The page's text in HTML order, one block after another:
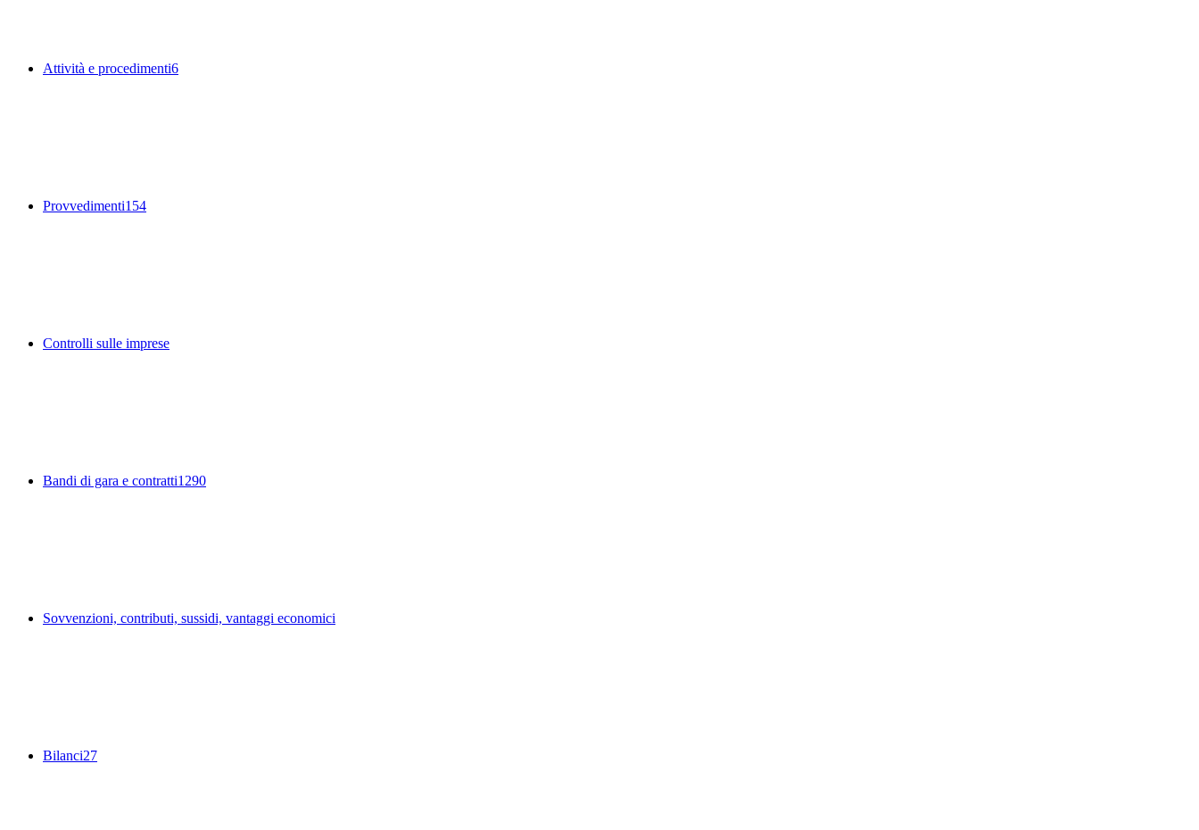
Attività e procedimenti6
Provvedimenti154
Controlli sulle imprese
Bandi di gara e contratti1290
Sovvenzioni, contributi, sussidi, vantaggi economici
Bilanci27